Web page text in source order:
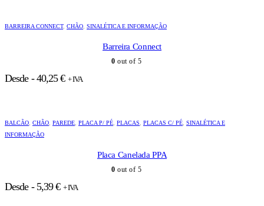
BARREIRA CONNECT, CHÃO SINALÉTICA E INFORMAÇÃO
Barreira Connect
0 out of 5
Desde -40,25€ + IVA
BALCÃO CHÃO PAREDE PLACA P/ PÉ PLACAS PLACAS C/ PÉ SINALÉTICA E
INFORMAÇÃO
Placa Canelada PPA
0 out of 5
Desde - 5,39€ + IVA